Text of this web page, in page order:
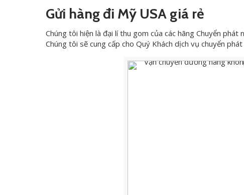
Gửi hàng đi Mỹ USA giá rẻ
Chúng tôi hiện là đại lí thu gom của các hãng Chuyển
Chúng tôi sẽ cung cấp cho Quý Khách dịch vụ chuyển